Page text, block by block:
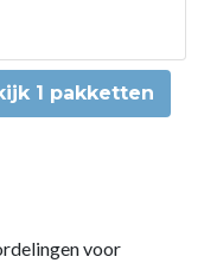
1 pakketten
voor